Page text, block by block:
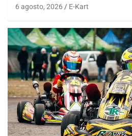
6 agosto, 2026 E-Kart